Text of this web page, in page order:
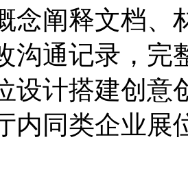
念阐释文档、
沟通记录，完
设计搭建创意
内同类企业展